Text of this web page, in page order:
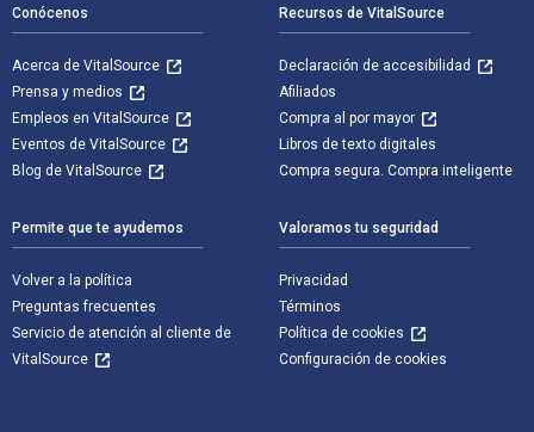
Conócenos
Acerca de VitalSource
Prensa y medios
Empleos en VitalSource
Eventos de VitalSource
Blog de VitalSource
Recursos de VitalSource
Declaración de accesibilidad
Afiliados
Compra al por mayor
Libros de texto digitales
Compra segura. Compra inteligente
Permite que te ayudemos
Volver a la política
Preguntas frecuentes
Servicio de atención al cliente de
VitalSource
Valoramos tu seguridad
Privacidad
Términos
Política de cookies
Configuración de cookies